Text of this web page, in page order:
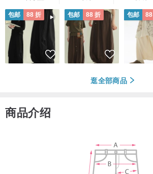
包邮 88 折 包邮 88 折 包邮
逛全部商品
商品介绍